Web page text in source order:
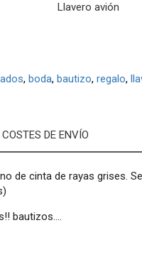
Llavero avión
boda bautizo regalo
COSTES DE ENVÍO
de cinta de rayas grises.
bautizos....